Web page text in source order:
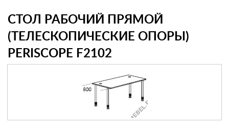
О компании
Доставка и сборка
Заказ каталога
СТОЛ РАБОЧИЙ ПРЯМОЙ
(ТЕЛЕСКОПИЧЕСКИЕ ОПОРЫ)
PERISCOPE F2102